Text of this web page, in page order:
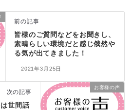
前の記事
皆様のご質問などをお聞きし、
素晴らしい環境だと感じ俄然や
る気が出てきました！
2021年3月25日
お客様の声
次の記事
世間話